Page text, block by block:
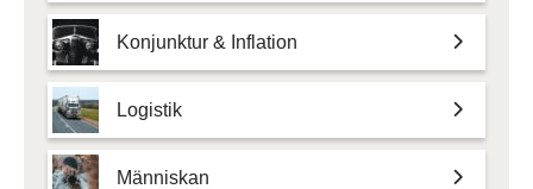
Konjunktur & Inflation
Logistik
Människan